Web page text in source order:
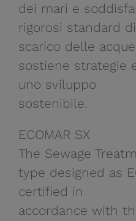
dei mari e
rigorosi standard di
scarico delle
sostiene strategie
uno sviluppo
sostenibile.
ECOMAR SX
The Sewage
type designed as
certified in
accordance with